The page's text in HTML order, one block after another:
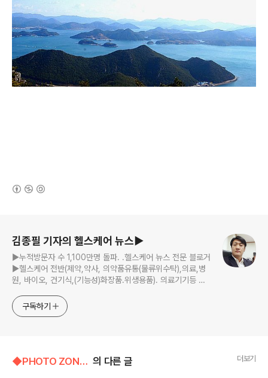
김종필 기자의 헬스케어 뉴스▶
▶누적방문자 수 1,100만명 돌파. .헬스케어 뉴스 전문 블로거
▶헬스케어 전반(제약,약사, 의약품유통(물류위수탁),의료,병
원, 바이오, 건기식,(기능성)화장품.위생용품). 의료기기등 ☞
jp11222@naver.com
구독하기
◆PHOTO ZONE/▷바다 의 다른 글 더보기